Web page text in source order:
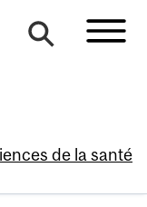
de la santé